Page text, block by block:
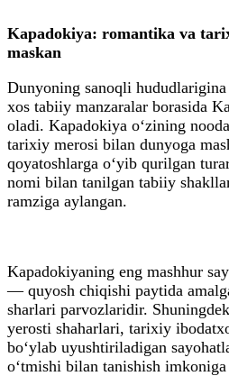
Kapadokiya: romantika va
maskan
Dunyoning sanoqli
xos tabiiy manzaralar borasida
oladi. Kapadokiya o‘zining
tarixiy merosi bilan dunyoga
qoyatoshlarga o‘yib qurilgan
nomi bilan tanilgan tabiiy
ramziga aylangan.
Kapadokiyaning eng mashhur
— quyosh chiqishi paytida
sharlari parvozlaridir.
yerosti shaharlari, tarixiy
bo‘ylab uyushtiriladigan
o‘tmishi bilan tanishish imkoniga